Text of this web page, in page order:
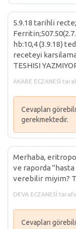
5.9.18 tarihli
hb:10,4 (3.9.18)
receteyi
TESHISI
AKABE ECZANESİ
Cevapları
gerekmektedir.
Merhaba,
ve raporda
verebilir miyim?
DEVA ECZANESİ
Cevapları